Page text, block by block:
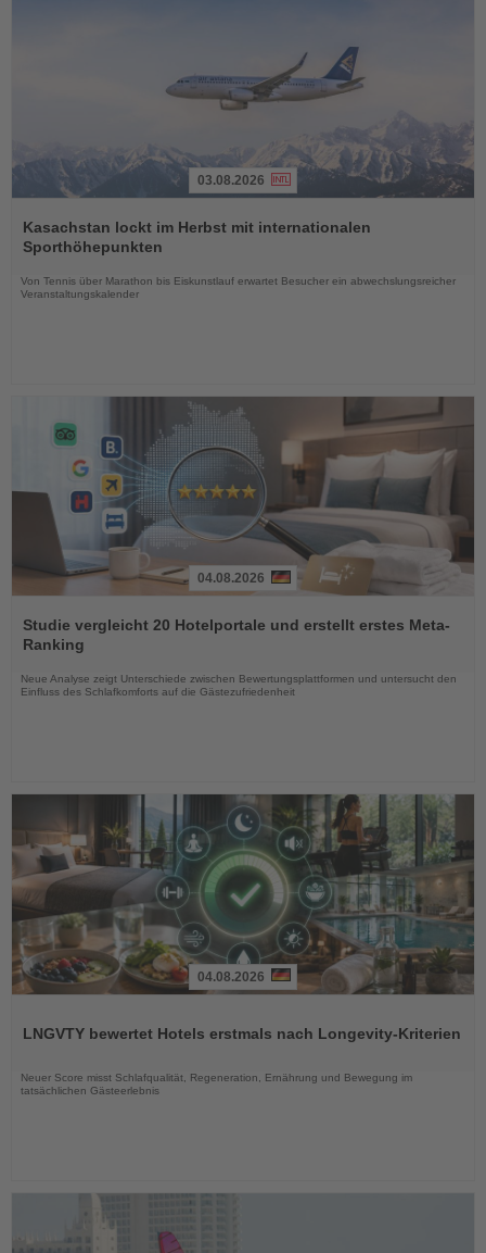
Sie
die
Nachrichten
03.08.2026
Kasachstan lockt im Herbst mit internationalen
Sporthöhepunkten
Von Tennis über Marathon bis Eiskunstlauf erwartet Besucher ein abwechslungsreicher
Veranstaltungskalender
Sie
die
Nachrichten
04.08.2026
Studie vergleicht 20 Hotelportale und erstellt erstes Meta-
Ranking
Neue Analyse zeigt Unterschiede zwischen Bewertungsplattformen und untersucht den
Einfluss des Schlafkomforts auf die Gästezufriedenheit
die
04.08.2026
LNGVTY bewertet Hotels erstmals nach Longevity-Kriterien
Neuer Score misst Schlafqualität, Regeneration, Ernährung und Bewegung im
tatsächlichen Gästeerlebnis